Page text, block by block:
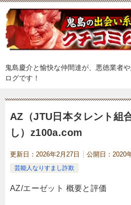
鬼島慶介と愉快な仲間達が、悪徳業者
ログです！
AZ（JTU日本タレント組
し）z100a.com
更新日： 2026年2月27日 公開日： 2020
芸能人なりすまし詐欺
AZ/エーゼット 概要と評価